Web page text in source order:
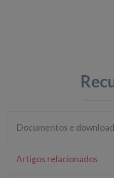
Documentos e
Artigos relacionados